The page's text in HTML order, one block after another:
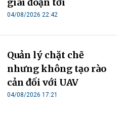
giai đoạn tới
04/08/2026 22:42
Quản lý chặt chẽ
nhưng không tạo rào
cản đối với UAV
04/08/2026 17:21